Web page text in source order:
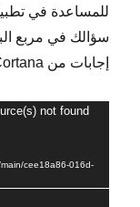
للمساعدة في تطبيق
سؤالك في مربع
إجابات من Cortana أو Bing.
مشغل
not found
cee18a86-016d-